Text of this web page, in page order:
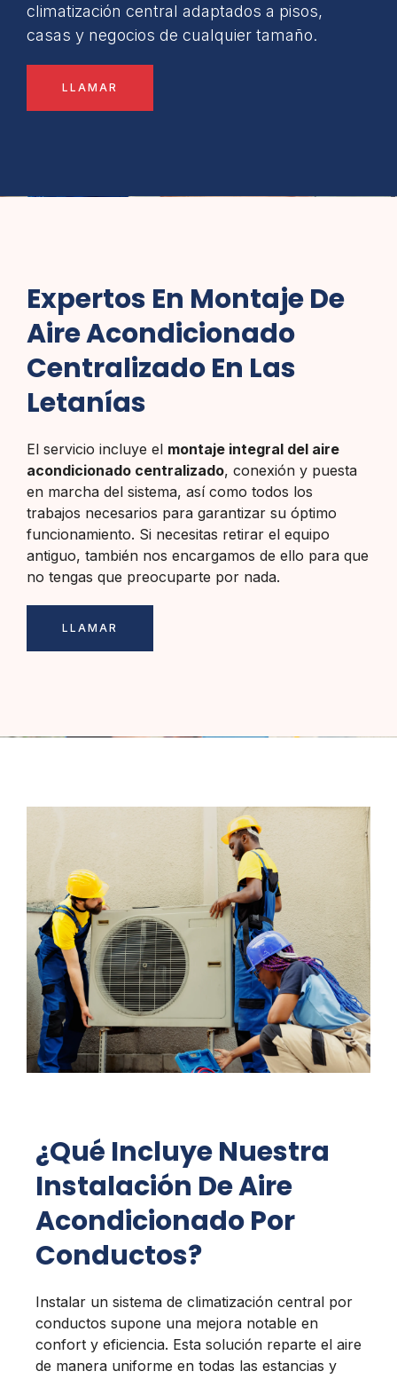
climatización central adaptados a pisos,
casas y negocios de cualquier tamaño.
LLAMAR
Expertos En Montaje De
Aire Acondicionado
Centralizado En Las
Letanías
El servicio incluye el montaje integral del aire
acondicionado centralizado, conexión y puesta
en marcha del sistema, así como todos los
trabajos necesarios para garantizar su óptimo
funcionamiento. Si necesitas retirar el equipo
antiguo, también nos encargamos de ello para que
no tengas que preocuparte por nada.
LLAMAR
¿Qué Incluye Nuestra
Instalación De Aire
Acondicionado Por
Conductos?
Instalar un sistema de climatización central por
conductos supone una mejora notable en
confort y eficiencia. Esta solución reparte el aire
de manera uniforme en todas las estancias y